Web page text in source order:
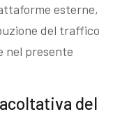
esterne,
del traffico
nel presente
del